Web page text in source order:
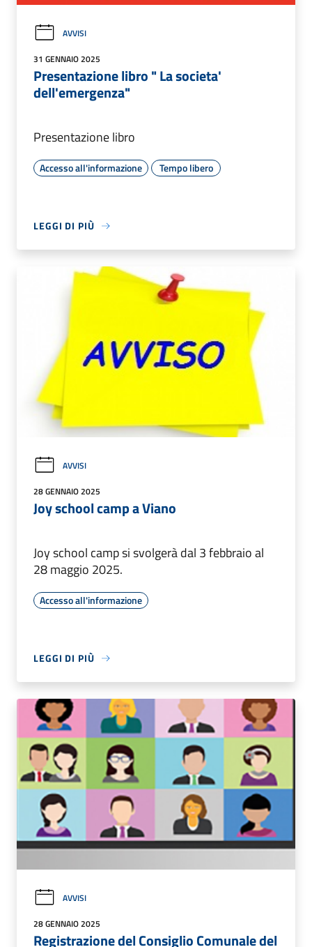
AVVISI
31 GENNAIO 2025
Presentazione libro " La societa'
dell'emergenza"
Presentazione libro
Accesso all'informazione Tempo libero
LEGGI DI PIÙ
AVVISI
28 GENNAIO 2025
Joy school camp a Viano
Joy school camp si svolgerà dal 3 febbraio al
28 maggio 2025.
Accesso all'informazione
LEGGI DI PIÙ
AVVISI
28 GENNAIO 2025
Registrazione del Consiglio Comunale del